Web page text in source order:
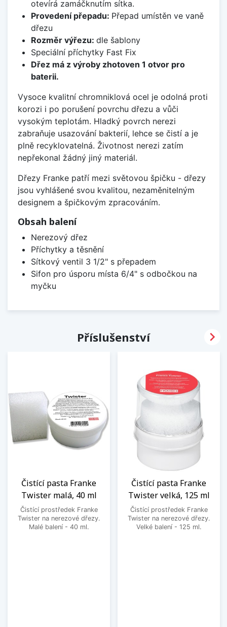
otevírá zamáčknutím sítka.
Provedení přepadu: Přepad umístěn ve vaně
dřezu
Rozměr výřezu: dle šablony
Speciální příchytky Fast Fix
Dřez má z výroby zhotoven 1 otvor pro
baterii.
Vysoce kvalitní chromniklová ocel je odolná proti
korozi i po porušení povrchu dřezu a vůči
vysokým teplotám. Hladký povrch nerezi
zabraňuje usazování bakterií, lehce se čistí a je
plně recyklovatelná. Životnost nerezi zatím
nepřekonal žádný jiný materiál.
Dřezy Franke patří mezi světovou špičku - dřezy
jsou vyhlášené svou kvalitou, nezaměnitelným
designem a špičkovým zpracováním.
Obsah balení
Nerezový dřez
Příchytky a těsnění
Sítkový ventil 3 1/2" s přepadem
Sifon pro úsporu místa 6/4" s odbočkou na
myčku
Příslušenství
Čistící pasta Franke
Twister malá, 40 ml
Čistící prostředek Franke
Twister na nerezové dřezy.
Malé balení - 40 ml.
Čistící pasta Franke
Twister velká, 125 ml
Čistící prostředek Franke
Twister na nerezové dřezy.
Velké balení - 125 ml.
